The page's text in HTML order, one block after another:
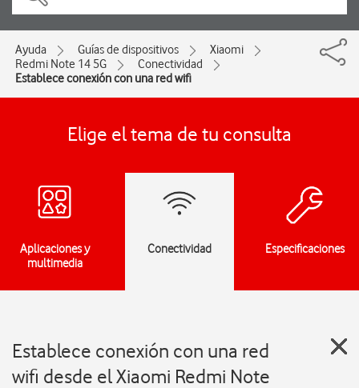
Ayuda Guías de dispositivos
Xiaomi
Redmi Note 14 5G
Conectividad
Establece conexión con una red wifi
Elige el tema de tu consulta
Aplicaciones y
multimedia
Conectividad Especificaciones
Establece conexión con una red
wifi desde el Xiaomi Redmi Note